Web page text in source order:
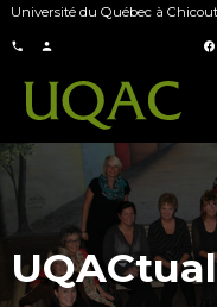
Université du Québec à